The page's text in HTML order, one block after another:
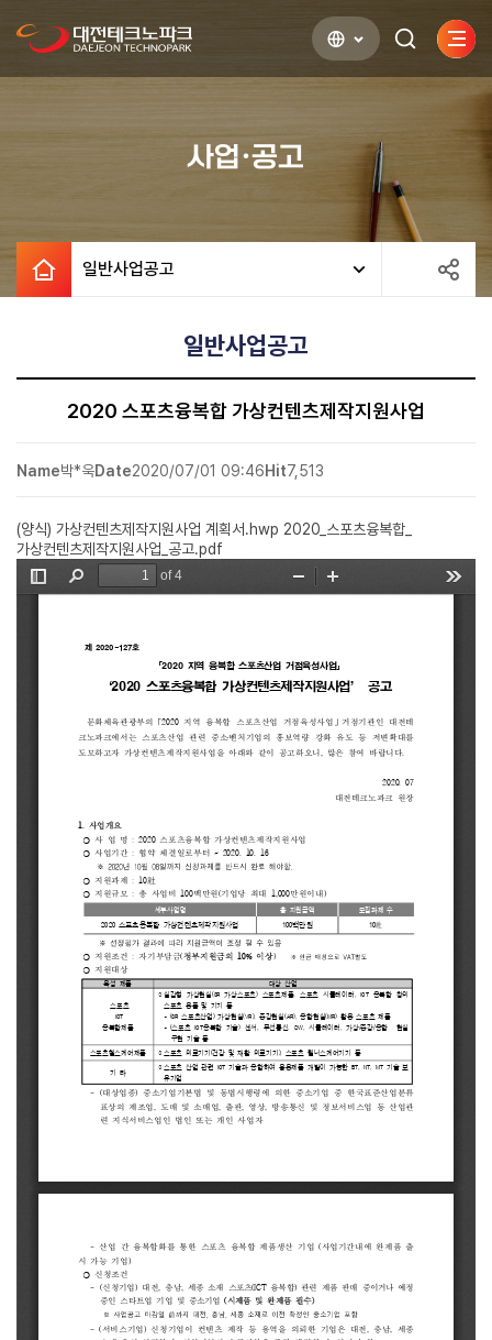
검색하기사이
열기
사업·공고
일반사업공고
일반사업공고
2020 스포츠융복합 가상컨텐츠제작지원사업
Name박*욱Date2020/07/01 09:46Hit7,513
(양식) 가상컨텐츠제작지원사업 계획서.hwp 2020_스포츠융복합_
가상컨텐츠제작지원사업_공고.pdf